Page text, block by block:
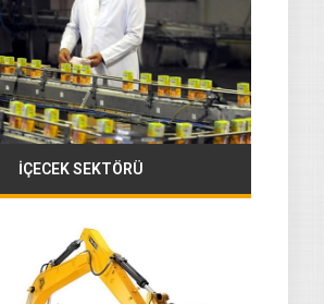
İÇECEK SEKTÖRÜ